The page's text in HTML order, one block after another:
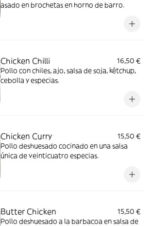
asado en brochetas en horno de barro.
Chicken Chilli
16,50 €
Pollo con chiles, ajo, salsa de soja, kétchup,
cebolla y especias.
Chicken Curry
15,50 €
Pollo deshuesado cocinado en una salsa
única de veinticuatro especias.
Butter Chicken
15,50 €
Pollo deshuesado a la barbacoa en salsa de